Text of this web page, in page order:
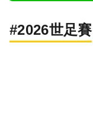
#2026世足賽